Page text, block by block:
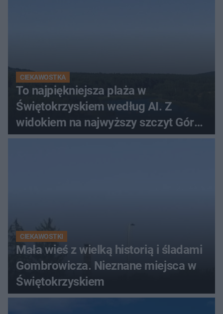
CIEKAWOSTKA
To najpiękniejsza plaża w
Świętokrzyskiem według AI. Z
widokiem na najwyższy szczyt Gór
Świętokrzyskich
CIEKAWOSTKI
Mała wieś z wielką historią i śladami
Gombrowicza. Nieznane miejsca w
Świętokrzyskiem